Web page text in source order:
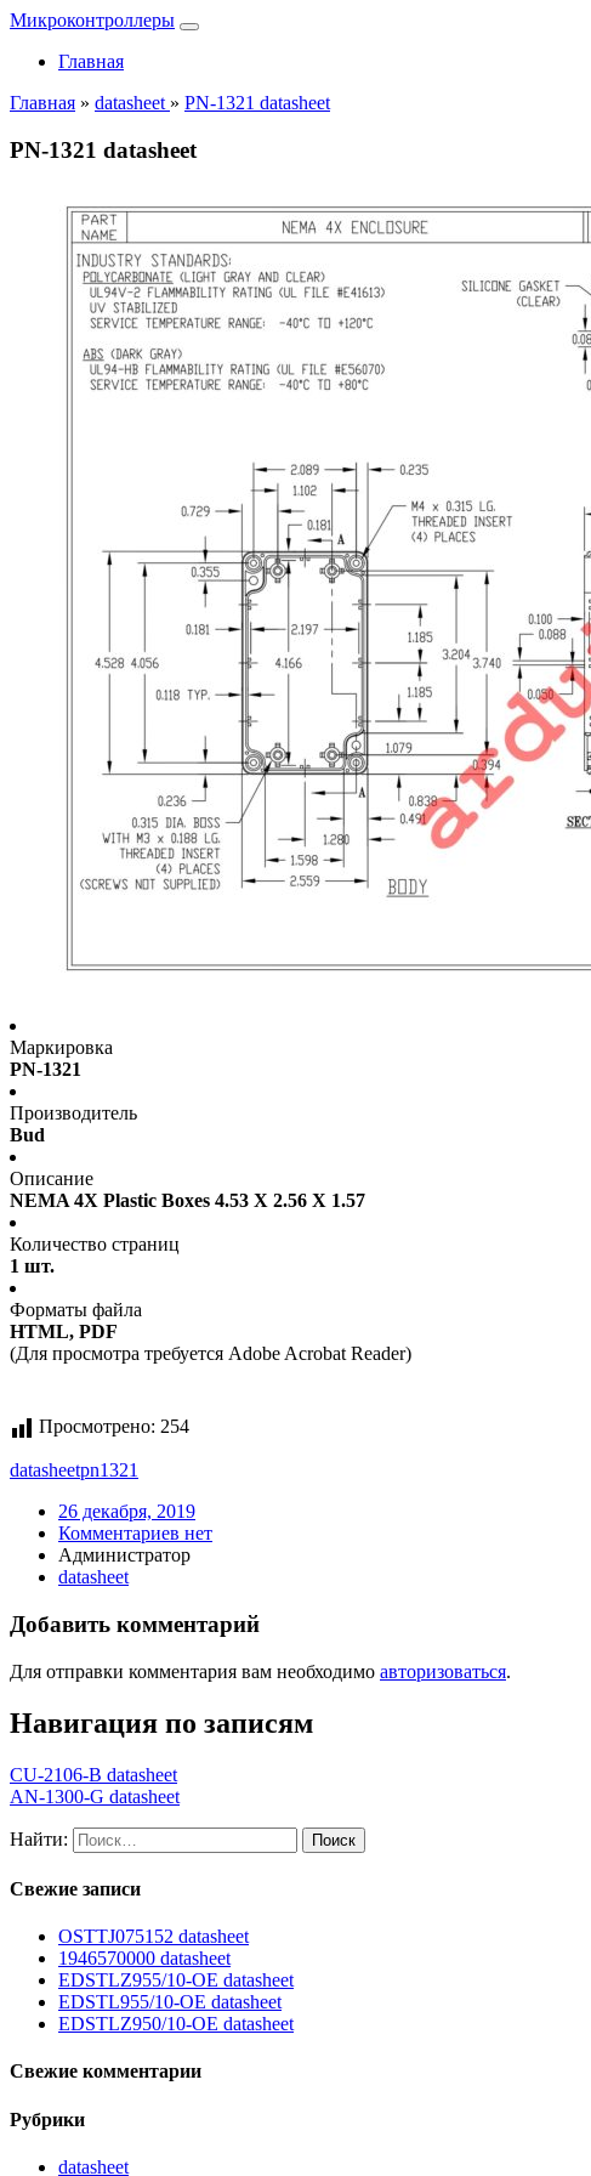
Микроконтроллеры
Главная
Главная » datasheet » PN-1321 datasheet
PN-1321 datasheet
Маркировка
PN-1321
Производитель
Bud
Описание
NEMA 4X Plastic Boxes 4.53 X 2.56 X 1.57
Количество страниц
1 шт.
Форматы файла
HTML, PDF
(Для просмотра требуется Adobe Acrobat Reader)
Просмотрено: 254
datasheetpn1321
26 декабря, 2019
Комментариев нет
Администратор
datasheet
Добавить комментарий
Для отправки комментария вам необходимо авторизоваться.
Навигация по записям
CU-2106-B datasheet
AN-1300-G datasheet
Найти:
Свежие записи
OSTTJ075152 datasheet
1946570000 datasheet
EDSTLZ955/10-OE datasheet
EDSTL955/10-OE datasheet
EDSTLZ950/10-OE datasheet
Свежие комментарии
Рубрики
datasheet